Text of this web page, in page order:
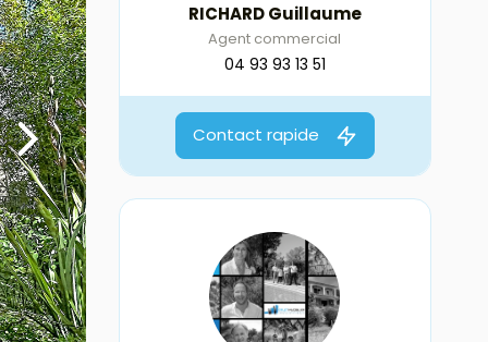
RICHARD Guillaume
Agent commercial
04 93 93 13 51
Contact rapide